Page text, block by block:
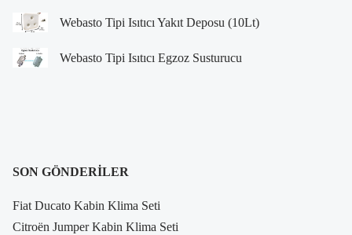
Webasto Tipi Isıtıcı Yakıt Deposu (10Lt)
Webasto Tipi Isıtıcı Egzoz Susturucu
SON GÖNDERILER
Fiat Ducato Kabin Klima Seti
Citroën Jumper Kabin Klima Seti